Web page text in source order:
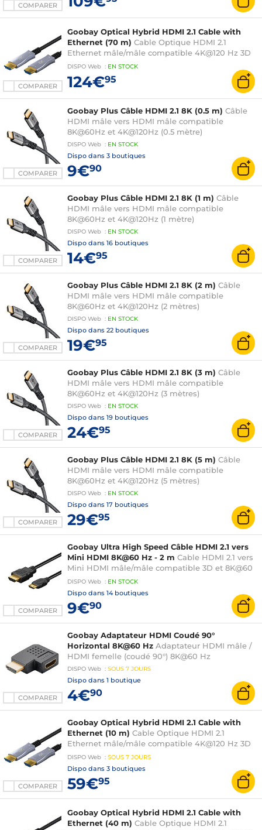
COMPARER
COMPARER
Goobay Optical Hybrid HDMI 2.1 Cable with
Ethernet (70 m) Cable Optique HDMI 2.1
Ethernet mâle/mâle compatible 4K@120 Hz 3D
et 8K@60 Hz
DISPO Web : EN STOCK
124€95
COMPARER
Goobay Plus Câble HDMI 2.1 8K (0.5 m) Câble
HDMI mâle vers HDMI mâle compatible
8K@60Hz et 4K@120Hz (0.5 mètre)
DISPO Web : EN STOCK
Dispo dans 3 boutiques
9€90
COMPARER
Goobay Plus Câble HDMI 2.1 8K (1 m) Câble
HDMI mâle vers HDMI mâle compatible
8K@60Hz et 4K@120Hz (1 mètre)
DISPO Web : EN STOCK
Dispo dans 16 boutiques
14€95
COMPARER
Goobay Plus Câble HDMI 2.1 8K (2 m) Câble
HDMI mâle vers HDMI mâle compatible
8K@60Hz et 4K@120Hz (2 mètres)
DISPO Web : EN STOCK
Dispo dans 22 boutiques
19€95
COMPARER
Goobay Plus Câble HDMI 2.1 8K (3 m) Câble
HDMI mâle vers HDMI mâle compatible
8K@60Hz et 4K@120Hz (3 mètres)
DISPO Web : EN STOCK
Dispo dans 19 boutiques
24€95
COMPARER
Goobay Plus Câble HDMI 2.1 8K (5 m) Câble
HDMI mâle vers HDMI mâle compatible
8K@60Hz et 4K@120Hz (5 mètres)
DISPO Web : EN STOCK
Dispo dans 17 boutiques
29€95
COMPARER
Goobay Ultra High Speed Câble HDMI 2.1 vers
Mini HDMI 8K@60 Hz - 2 m Cable HDMI 2.1 vers
Mini HDMI mâle/mâle compatible 3D et 8K@60
Hz - 2 m
DISPO Web : EN STOCK
Dispo dans 14 boutiques
9€90
COMPARER
Goobay Adaptateur HDMI Coudé 90°
Horizontal 8K@60 Hz Adaptateur HDMI mâle /
HDMI femelle (coudé 90°) 8K@60 Hz
DISPO Web : SOUS 7 JOURS
Dispo dans 1 boutique
4€90
COMPARER
Goobay Optical Hybrid HDMI 2.1 Cable with
Ethernet (10 m) Cable Optique HDMI 2.1
Ethernet mâle/mâle compatible 4K@120 Hz 3D
et 8K@60 Hz
DISPO Web : SOUS 7 JOURS
Dispo dans 3 boutiques
59€95
Goobay Optical Hybrid HDMI 2.1 Cable with
Ethernet (40 m) Cable Optique HDMI 2.1